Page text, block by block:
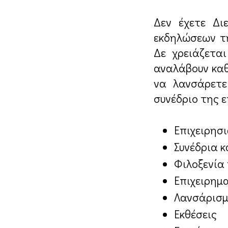
Δεν έχετε
εκδηλώσεων
Δε
αναλάβουν
να
συνέδριο της
Συνέδρια
Εκθέσεις